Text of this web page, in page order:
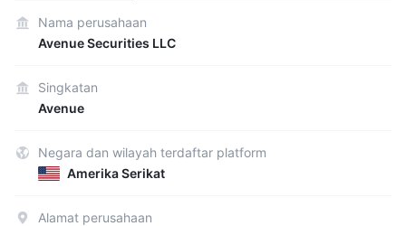
Nama perusahaan
Avenue Securities LLC
Singkatan
Avenue
Negara dan wilayah terdaftar platform
Amerika Serikat
Alamat perusahaan